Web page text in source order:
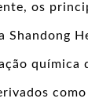
os
Shandong
química